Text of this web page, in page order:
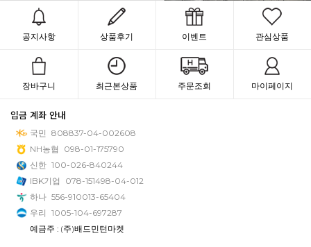
공지사항 상품후기 이벤트 관심상품
장바구니 최근본상품 주문조회 마이페이지
입금 계좌 안내
국민 808837-04-002608
NH농협
098-01-175790
신한 100-026-840244
IBK기업
078-151498-04-012
하나 556-910013-65404
우리 1005-104-697287
예금주 : (주)배드민턴마켓